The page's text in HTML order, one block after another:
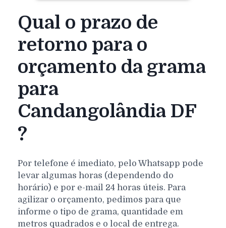
Qual o prazo de
retorno para o
orçamento da grama
para
Candangolândia DF
?
Por telefone é imediato, pelo Whatsapp pode
levar algumas horas (dependendo do
horário) e por e-mail 24 horas úteis. Para
agilizar o orçamento, pedimos para que
informe o tipo de grama, quantidade em
metros quadrados e o local de entrega.